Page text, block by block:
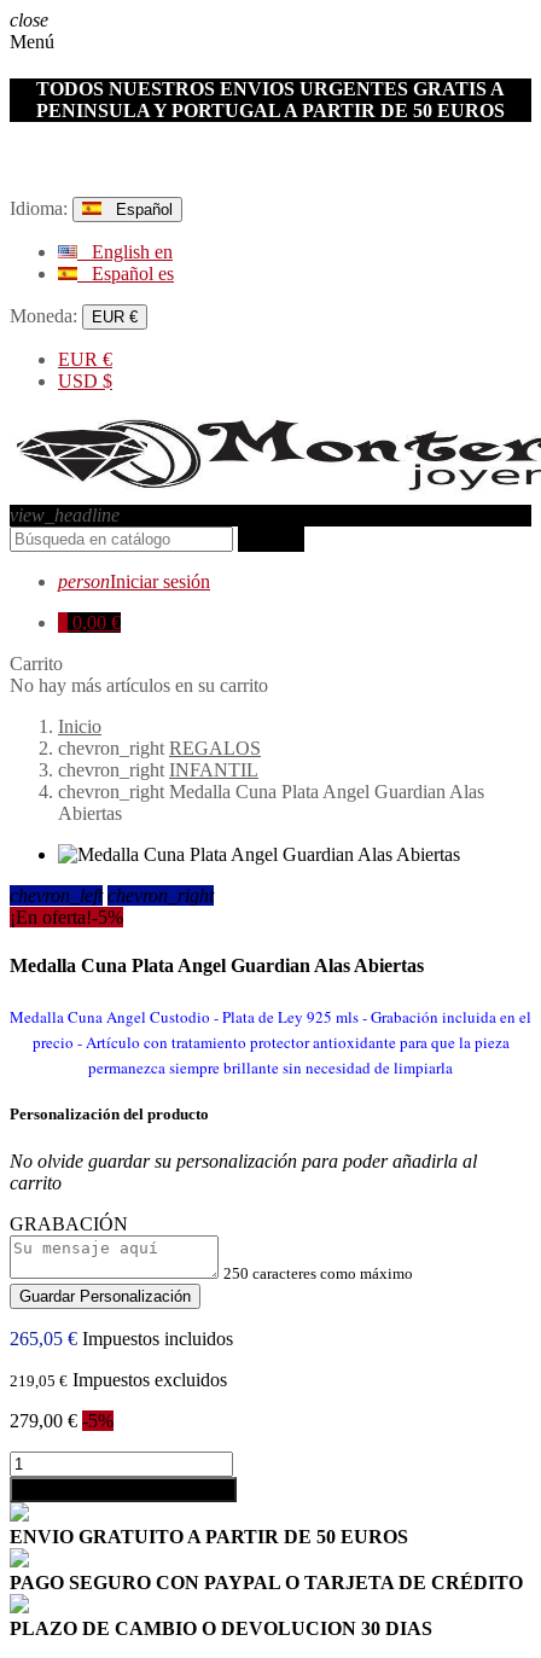
close
Menú
TODOS NUESTROS ENVIOS URGENTES GRATIS A
PENINSULA Y PORTUGAL A PARTIR DE 50 EUROS
Idioma: Español
English en
Español es
Moneda: EUR €
EUR €
USD $
view_headline
personIniciar sesión
0,00 €
Carrito
No hay más artículos en su carrito
Inicio
chevron_right REGALOS
chevron_right INFANTIL
chevron_right Medalla Cuna Plata Angel Guardian Alas
Abiertas
chevron_left chevron_right
¡En oferta!-5%
Medalla Cuna Plata Angel Guardian Alas Abiertas
Medalla Cuna Angel Custodio - Plata de Ley 925 mls - Grabación incluida en el
precio -Artículo con tratamiento protector antioxidante para que la pieza
permanezca siempre brillante sin necesidad de limpiarla
Personalización del producto
No olvide guardar su personalización para poder añadirla al
carrito
GRABACIÓN
250 caracteres como máximo
Guardar Personalización
265,05 € Impuestos incluidos
219,05 € Impuestos excluidos
279,00 € -5%
ENVIO GRATUITO A PARTIR DE 50 EUROS
PAGO SEGURO CON PAYPAL O TARJETA DE CRÉDITO
PLAZO DE CAMBIO O DEVOLUCION 30 DIAS